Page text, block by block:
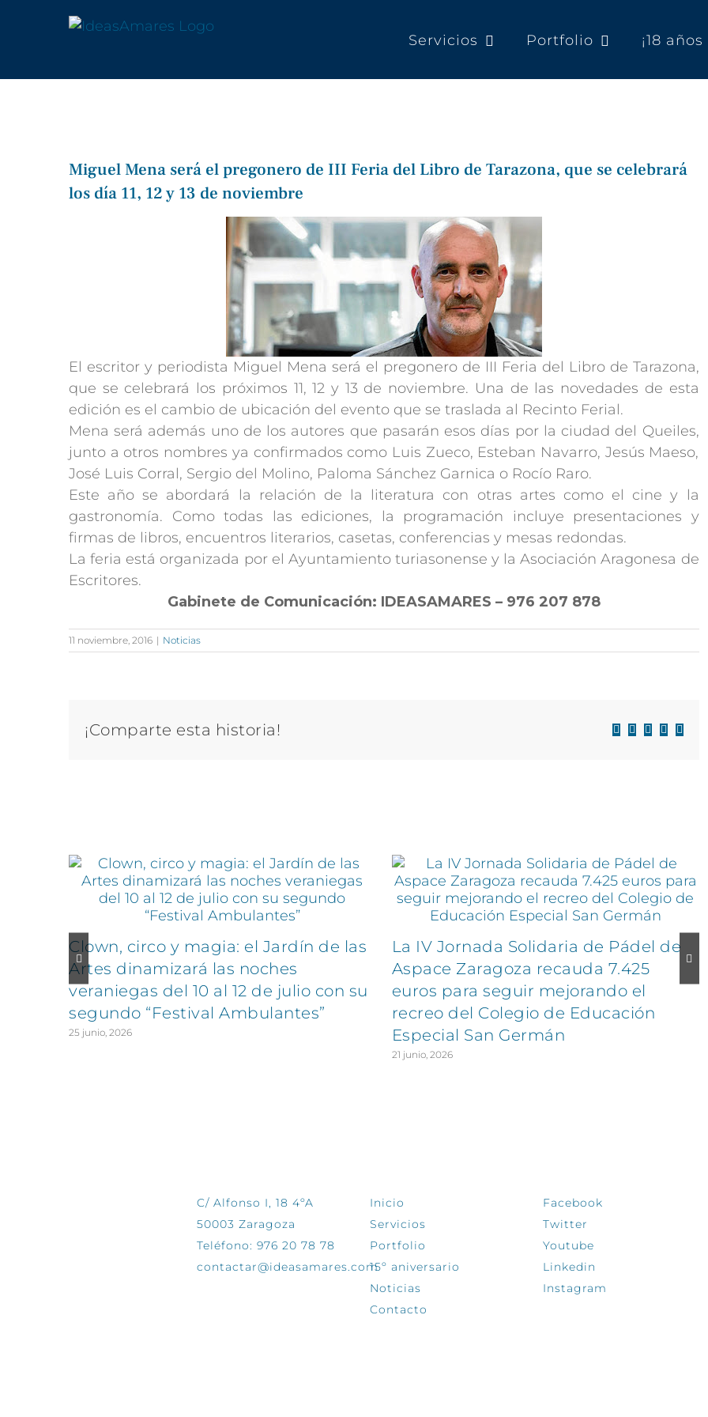
Servicios Portfolio ¡18
Miguel Mena será el pregonero de III Feria del Libro de Tarazona, que se celebrará
los día 11, 12 y 13 de noviembre
El escritor y periodista Miguel Mena será el pregonero de III Feria del Libro de Tarazona,
que se celebrará los próximos 11, 12 y 13 de noviembre. Una de las novedades de esta
edición es el cambio de ubicación del evento que se traslada al Recinto Ferial.
Mena será además uno de los autores que pasarán esos días por la ciudad del Queiles,
junto a otros nombres ya confirmados como Luis Zueco, Esteban Navarro, Jesús Maeso,
José Luis Corral, Sergio del Molino, Paloma Sánchez Garnica o Rocío Raro.
Este año se abordará la relación de la literatura con otras artes como el cine y la
gastronomía. Como todas las ediciones, la programación incluye presentaciones y
firmas de libros, encuentros literarios, casetas, conferencias y mesas redondas.
La feria está organizada por el Ayuntamiento turiasonense y la Asociación Aragonesa de
Escritores.
Gabinete de Comunicación: IDEASAMARES – 976 207 878
11 noviembre, 2016 | Noticias
¡Comparte esta historia! Facebook
X LinkedIn
WhatsApp
Correo
Clown, circo y magia: el Jardín de las
Artes dinamizará las noches
veraniegas del 10 al 12 de julio con su
segundo “Festival Ambulantes”
25 junio, 2026
La IV Jornada Solidaria de Pádel de
Aspace Zaragoza recauda 7.425
euros para seguir mejorando el
recreo del Colegio de Educación
Especial San Germán
21 junio, 2026
C/ Alfonso I, 18 4ºA
50003 Zaragoza
Teléfono: 976 20 78 78
contactar@ideasamares.com
Inicio
Servicios
Portfolio
15º aniversario
Noticias
Contacto
Facebook
Twitter
Youtube
Linkedin
Instagram